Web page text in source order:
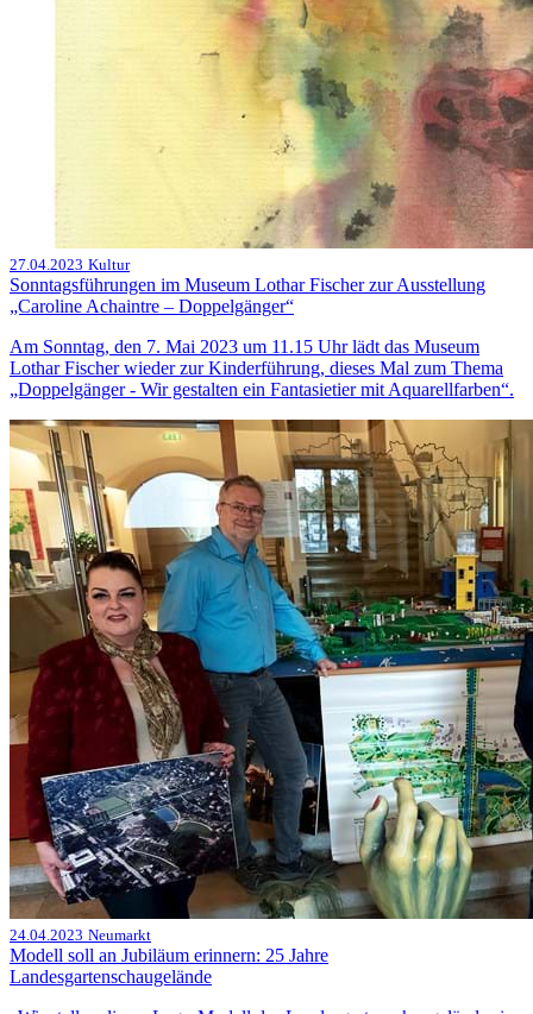
27.04.2023 Kultur
Sonntagsführungen im Museum Lothar Fischer zur Ausstellung
„Caroline Achaintre – Doppelgänger“
Am Sonntag, den 7. Mai 2023 um 11.15 Uhr lädt das Museum
Lothar Fischer wieder zur Kinderführung, dieses Mal zum Thema
„Doppelgänger - Wir gestalten ein Fantasietier mit Aquarellfarben“.
24.04.2023 Neumarkt
Modell soll an Jubiläum erinnern: 25 Jahre
Landesgartenschaugelände